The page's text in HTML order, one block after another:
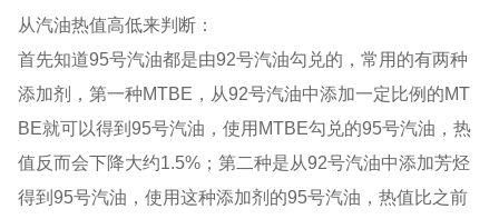
从汽油热值高低来判断：
首先知道95号汽油都是由92号汽油勾兑的，常用的有两种
添加剂，第一种MTBE，从92号汽油中添加一定比例的MT
BE就可以得到95号汽油，使用MTBE勾兑的95号汽油，热
值反而会下降大约1.5%；第二种是从92号汽油中添加芳烃
得到95号汽油，使用这种添加剂的95号汽油，热值比之前